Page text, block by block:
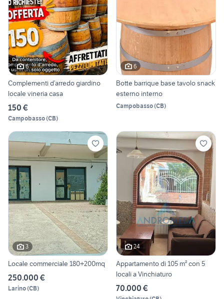
6
Complementi d’arredo giardino
locale vineria casa
150 €
Campobasso(CB)
6
Botte barrique base tavolo snack
esterno interno
Campobasso(CB)
3
Locale commerciale 180+200mq
250.000 €
Larino(CB)
24
Appartamento di 105 m² con 5
locali a Vinchiaturo
70.000 €